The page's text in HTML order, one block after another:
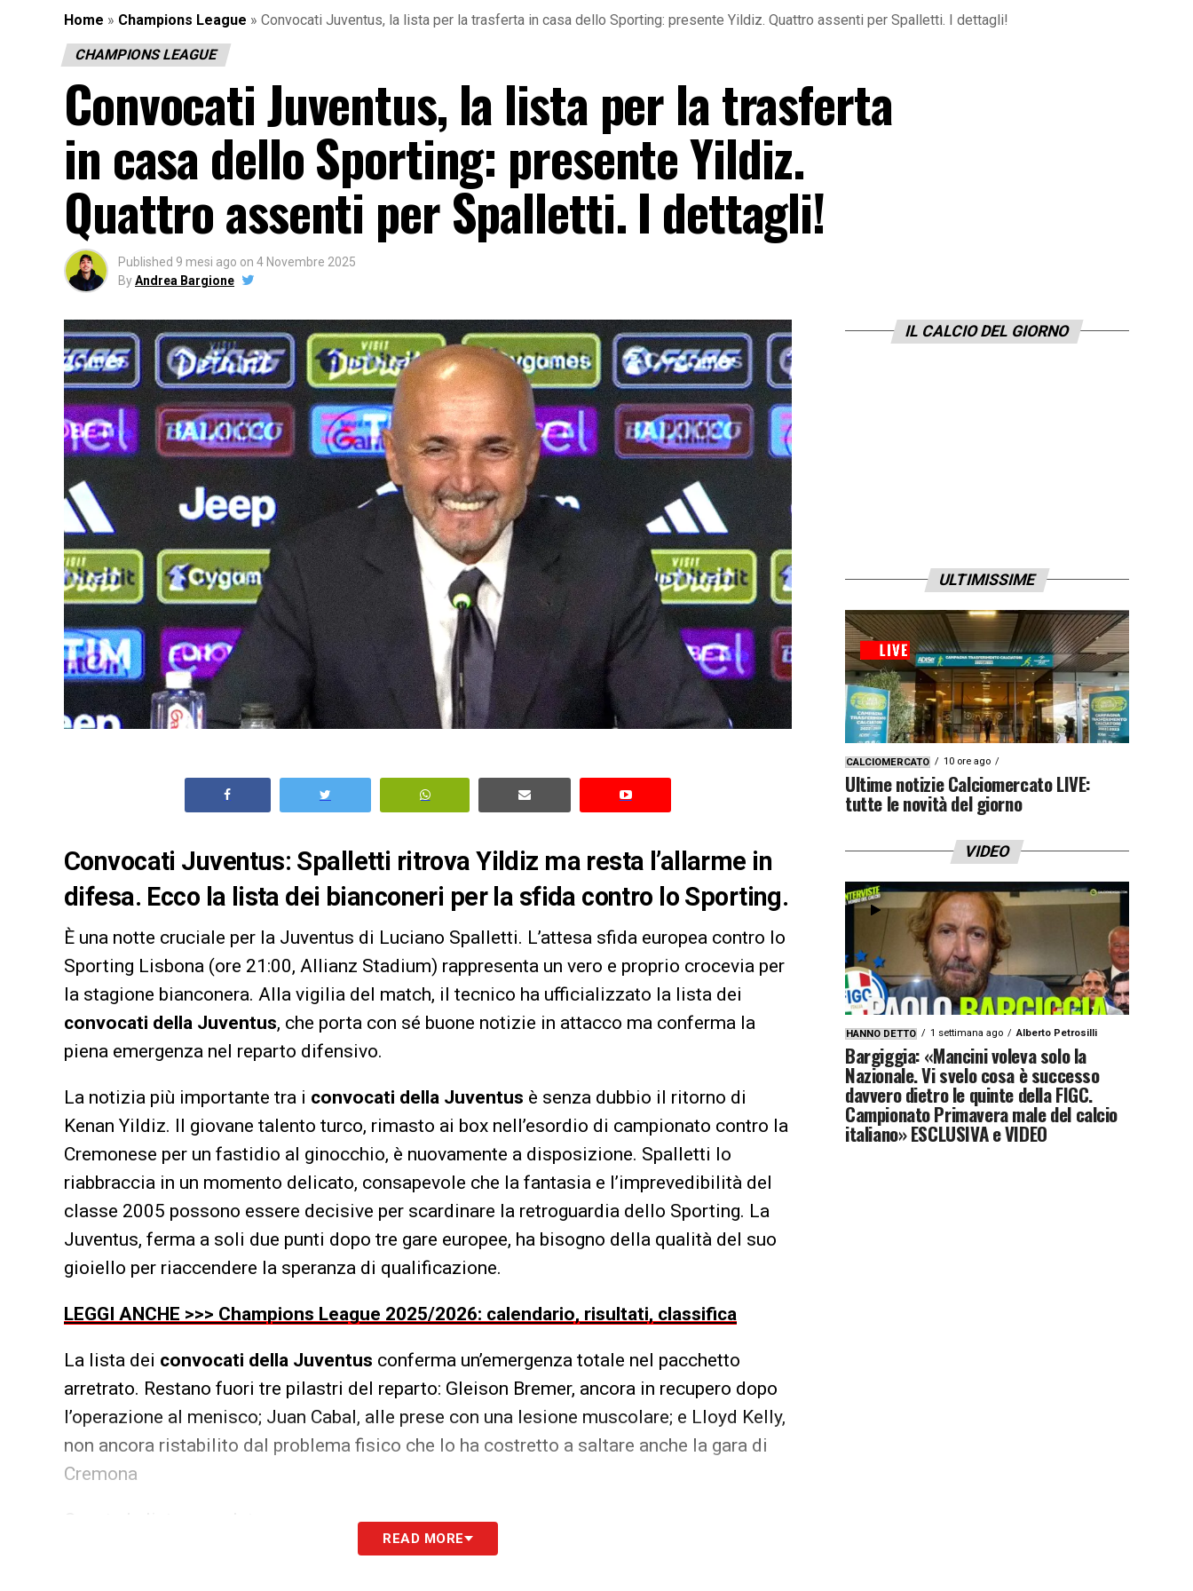
Home » Champions League » Convocati Juventus, la lista per la trasferta in casa dello Sporting: presente Yildiz. Quattro assenti per Spalletti. I dettagli!
CHAMPIONS LEAGUE
Convocati Juventus, la lista per la trasferta
in casa dello Sporting: presente Yildiz.
Quattro assenti per Spalletti. I dettagli!
Published 9 mesi ago on 4 Novembre 2025
ByAndrea Bargione
Convocati Juventus: Spalletti ritrova Yildiz ma resta l’allarme in
difesa. Ecco la lista dei bianconeri per la sfida contro lo Sporting.
È una notte cruciale per la Juventus di Luciano Spalletti. L’attesa sfida europea contro lo
Sporting Lisbona (ore 21:00, Allianz Stadium) rappresenta un vero e proprio crocevia per
la stagione bianconera. Alla vigilia del match, il tecnico ha ufficializzato la lista dei
convocati della Juventus, che porta con sé buone notizie in attacco ma conferma la
piena emergenza nel reparto difensivo.
La notizia più importante tra i convocati della Juventus è senza dubbio il ritorno di
Kenan Yildiz. Il giovane talento turco, rimasto ai box nell’esordio di campionato contro la
Cremonese per un fastidio al ginocchio, è nuovamente a disposizione. Spalletti lo
riabbraccia in un momento delicato, consapevole che la fantasia e l’imprevedibilità del
classe 2005 possono essere decisive per scardinare la retroguardia dello Sporting. La
Juventus, ferma a soli due punti dopo tre gare europee, ha bisogno della qualità del suo
gioiello per riaccendere la speranza di qualificazione.
LEGGI ANCHE >>> Champions League 2025/2026: calendario, risultati, classifica
La lista dei convocati della Juventus conferma un’emergenza totale nel pacchetto
arretrato. Restano fuori tre pilastri del reparto: Gleison Bremer, ancora in recupero dopo
l’operazione al menisco; Juan Cabal, alle prese con una lesione muscolare; e Lloyd Kelly,
non ancora ristabilito dal problema fisico che lo ha costretto a saltare anche la gara di
Cremona
READ MORE
IL CALCIO DEL GIORNO
ULTIMISSIME
CALCIOMERCATO 10 ore ago
Ultime notizie Calciomercato LIVE:
tutte le novità del giorno
VIDEO
HANNO DETTO 1 settimana ago Alberto Petrosilli
Bargiggia: «Mancini voleva solo la
Nazionale. Vi svelo cosa è successo
davvero dietro le quinte della FIGC.
Campionato Primavera male del calcio
italiano» ESCLUSIVA e VIDEO